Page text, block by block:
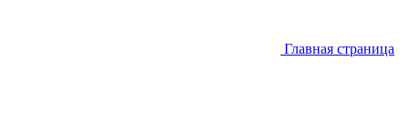
Главная страница